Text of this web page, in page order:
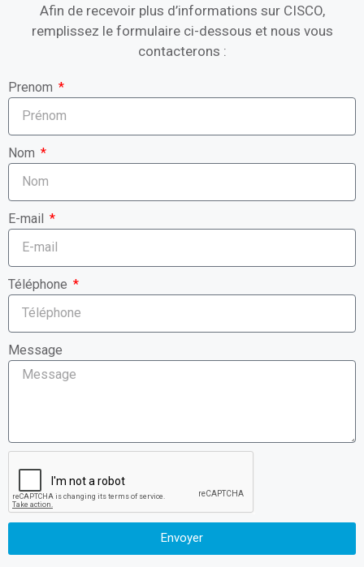
contacterons :
Nom
E-mail
Téléphone
Message
Envoyer